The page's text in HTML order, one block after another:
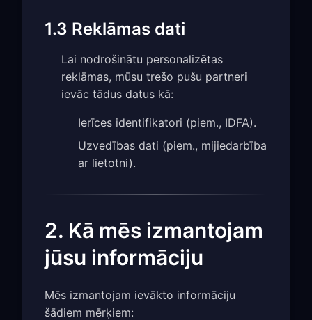
1.3 Reklāmas dati
Lai nodrošinātu personalizētas
reklāmas, mūsu trešo pušu partneri
ievāc tādus datus kā:
Ierīces identifikatori (piem., IDFA).
Uzvedības dati (piem., mijiedarbība
ar lietotni).
2. Kā mēs izmantojam
jūsu informāciju
Mēs izmantojam ievākto informāciju
šādiem mērķiem: